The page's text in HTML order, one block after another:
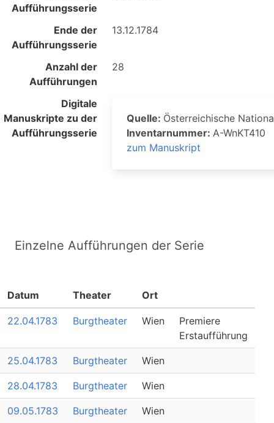
Aufführungsserie
Ende der
Aufführungsserie
13.12.1784
Anzahl der
Aufführungen
28
Digitale
Manuskripte zu der
Aufführungsserie
Quelle: Österreichische
Inventarnummer:A-WnKT410
zum Manuskript
Einzelne Aufführungen der Serie
Datum Theater Ort
22.04.1783 Burgtheater Wien
Premiere
Erstaufführung
25.04.1783 Burgtheater Wien
28.04.1783 Burgtheater Wien
09.05.1783 Burgtheater Wien